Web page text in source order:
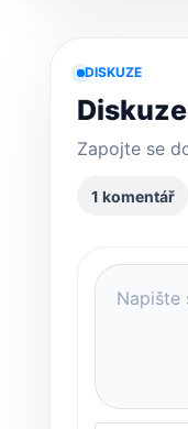
DISKUZE
Diskuze
Zapojte se
1 komentář